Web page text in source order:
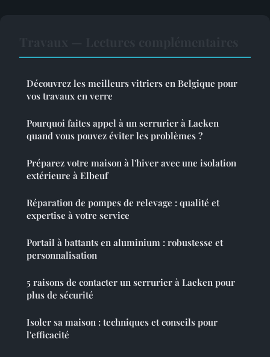
Découvrez les meilleurs vitriers en Belgique pour
vos travaux en verre
Pourquoi faites appel à un serrurier à Laeken
quand vous pouvez éviter les problèmes ?
Préparez votre maison à l'hiver avec une isolation
extérieure à Elbeuf
Réparation de pompes de relevage : qualité et
expertise à votre service
Portail à battants en aluminium : robustesse et
personnalisation
5 raisons de contacter un serrurier à Laeken pour
plus de sécurité
Isoler sa maison : techniques et conseils pour
l'efficacité